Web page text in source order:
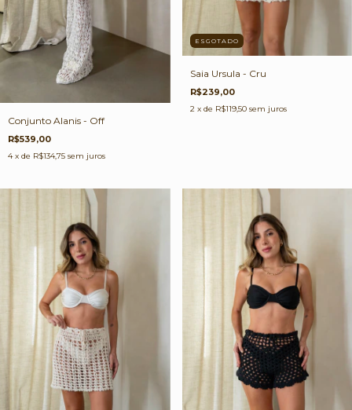
Conjunto Alanis - Off
R$539,00
4 x de R$134,75 sem juros
ESGOTADO
Saia Ursula - Cru
R$239,00
2 x de R$119,50 sem juros